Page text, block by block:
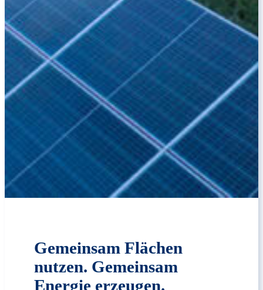
Gemeinsam Flächen
nutzen. Gemeinsam
Energie erzeugen.